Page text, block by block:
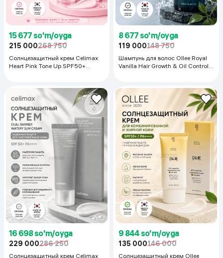
15 677 so'm/oyga
215 000268 750
Солнцезащитный крем Celimax
Heart Pink Tone Up SPF50+
8 677 so'm/oyga
119 000148 750
Шампунь для волос Ollee Royal
Vanilla Hair Growth & Oil Control,
16 698 so'm/oyga
229 000286 250
Солнцезащитный крем Celimax
9 844 so'm/oyga
135 000146 000
Солнцезащитный крем Ollee